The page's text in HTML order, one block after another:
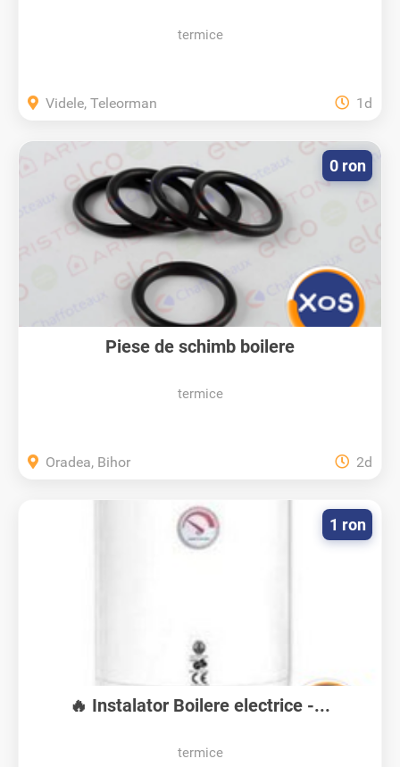
termice
Videle, Teleorman 1d
Piese de schimb boilere
termice
0 ron
Oradea, Bihor 2d
🔥 Instalator Boilere electrice -...
termice
1 ron